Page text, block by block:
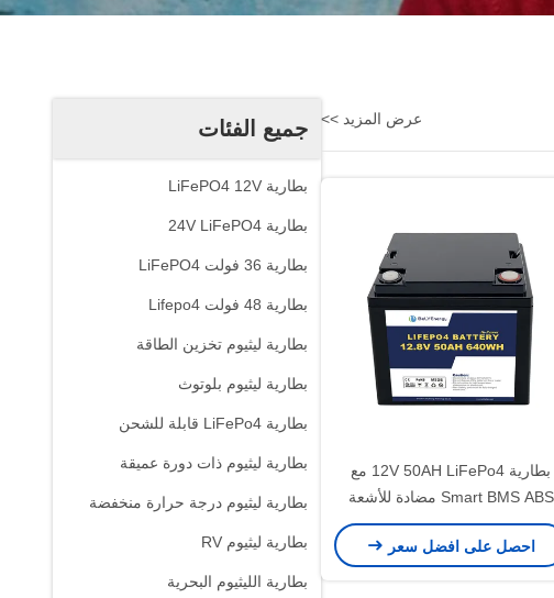
جميع الفئات
بطارية LiFePO4 12V
بطارية 24V LiFePO4
بطارية 36 فولت LiFePO4
بطارية 48 فولت Lifepo4
بطارية ليثيوم تخزين الطاقة
بطارية ليثيوم بلوتوث
بطارية LiFePo4 قابلة للشحن
بطارية ليثيوم ذات دورة عميقة
بطارية ليثيوم درجة حرارة منخفضة
بطارية ليثيوم RV
بطارية الليثيوم البحرية
عرض المزيد >>
بطارية 12V 50AH LiFePo4 مع
Smart BMS ABS مضادة للأشعة
فوق البنفسجية و IP Class IP65
احصل على افضل سعر